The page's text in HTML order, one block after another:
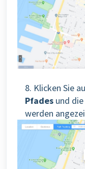
8. Klicken Sie
Pfades und
werden